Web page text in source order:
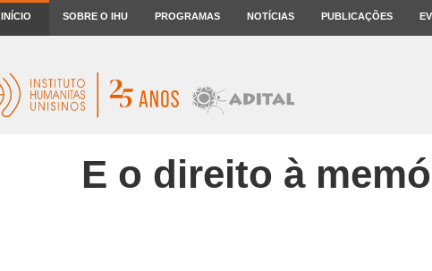
INÍCIO SOBRE O IHU PROGRAMAS NOTÍCIAS PUBLICAÇÕES
E o direito à